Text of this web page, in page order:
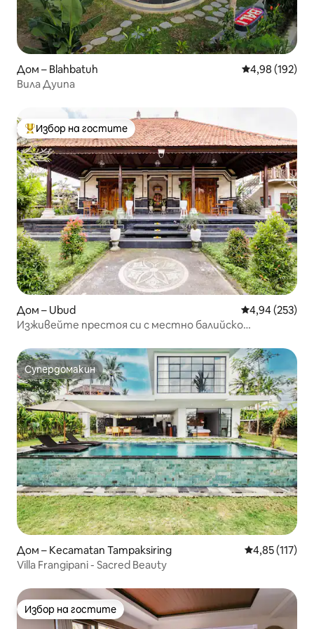
Дом – Blahbatuh Средна
4,98 (192)
Вила Дуипа
Най-популярен избор на гостите
Избор на гостите
Дом – Ubud Средна
4,94 (253)
Изживейте престоя си с местно балийско
Супердомакин
Супердомакин
Дом – Kecamatan Tampaksiring Средна
4,85 (117)
Villa Frangipani - Sacred Beauty
Избор на гостите
Избор на гостите